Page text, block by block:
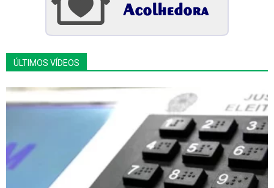
ÚLTIMOS VÍDEOS